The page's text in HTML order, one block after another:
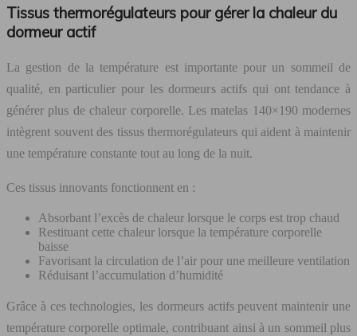
Tissus thermorégulateurs pour gérer la chaleur du
dormeur actif
La gestion de la température est importante pour un sommeil de
qualité, en particulier pour les dormeurs actifs qui ont tendance à
générer plus de chaleur corporelle. Les matelas 140×190 modernes
intègrent souvent des tissus thermorégulateurs qui aident à maintenir
une température constante tout au long de la nuit.
Ces tissus innovants fonctionnent en :
Absorbant l’excès de chaleur lorsque le corps est trop chaud
Restituant cette chaleur lorsque la température corporelle
baisse
Favorisant la circulation de l’air pour une meilleure ventilation
Réduisant l’accumulation d’humidité
Grâce à ces technologies, les dormeurs actifs peuvent maintenir une
température corporelle optimale, contribuant ainsi à un sommeil plus